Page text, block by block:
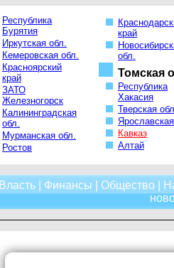
Республика
Бурятия
Иркутская обл.
Кемеровская обл.
Красноярский
край
ЗАТО
Железногорск
Калининградская
обл.
Мурманская обл.
Ростов
край
обл.
Томская
Республика
Хакасия
Тверская
Кавказ
Алтай
Власть| Финансы Общество